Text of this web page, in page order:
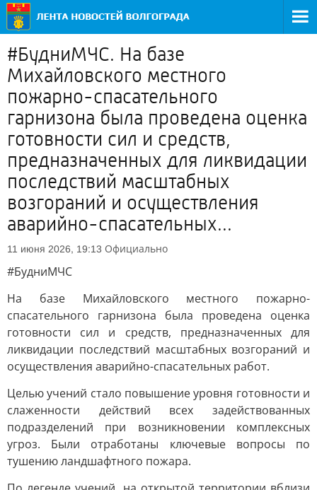
#БудниМЧС. На базе
Михайловского местного
пожарно-спасательного
гарнизона была проведена оценка
готовности сил и средств,
предназначенных для ликвидации
последствий масштабных
возгораний и осуществления
аварийно-спасательных...
11 июня 2026, 19:13 Официально
#БудниМЧС
На базе Михайловского местного пожарно-
спасательного гарнизона была проведена оценка
готовности сил и средств, предназначенных для
ликвидации последствий масштабных возгораний и
осуществления аварийно-спасательных работ.
Целью учений стало повышение уровня готовности и
слаженности действий всех задействованных
подразделений при возникновении комплексных
угроз. Были отработаны ключевые вопросы по
тушению ландшафтного пожара.